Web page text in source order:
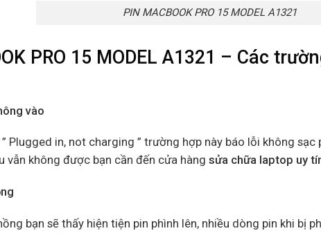
PIN MACBOOK PRO 15 MODEL A1321
PRO 15 MODEL A1321 – Các
vào
Plugged in, not charging ” trường hợp này báo lỗi không
vẫn không được bạn cần đến cửa hàng sửa chữa laptop uy
bạn sẽ thấy hiện tiện pin phình lên, nhiều dòng pin khi bị